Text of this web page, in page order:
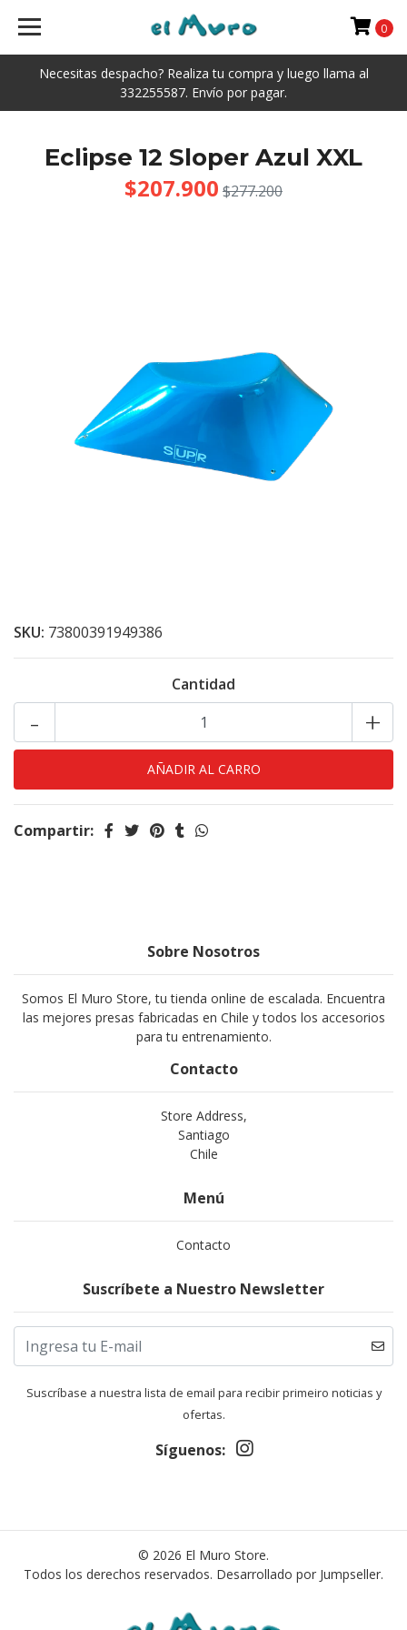
Necesitas despacho? Realiza tu compra y luego llama al
332255587. Envío por pagar.
0
Eclipse 12 Sloper Azul XXL
$207.900 $277.200
SKU: 73800391949386
Cantidad
+
-
Compartir:
Sobre Nosotros
Somos El Muro Store, tu tienda online de escalada. Encuentra
las mejores presas fabricadas en Chile y todos los accesorios
para tu entrenamiento.
Contacto
Store Address,
Santiago
Chile
Menú
Contacto
Suscríbete a Nuestro Newsletter
Suscríbase a nuestra lista de email para recibir primeiro noticias y
ofertas.
Síguenos:
© 2026 El Muro Store.
Todos los derechos reservados. Desarrollado por Jumpseller.